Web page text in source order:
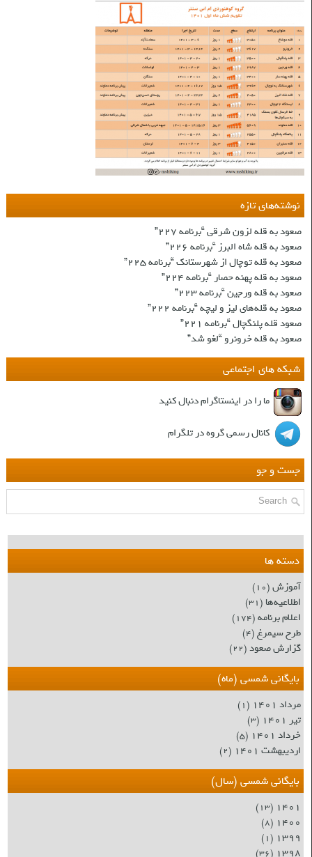
نوشته‌های تازه
صعود به قله لزون شرقی “برنامه ۲۲۷”
صعود به قله شاه البرز “برنامه ۲۲۶”
صعود به قله توچال از شهرستانک “برنامه ۲۲۵”
صعود به قله پهنه حصار “برنامه ۲۲۴”
صعود به قله ورجین “برنامه ۲۲۳”
صعود به قله‌های لیز و لیچه “برنامه ۲۲۲”
صعود قله پلنگچال “برنامه ۲۲۱”
صعود به قله‌ خرونرو “لغو شد”
شبکه های اجتماعی
ما را در اینستاگرام دنبال کنید
کانال رسمی گروه در تلگرام
جست و جو
دسته ها
آموزش(۱۰)
اطلاعیه‌ها(۳۱)
اعلام برنامه(۱۷۴)
طرح سیمرغ(۴)
گزارش صعود(۲۲)
بایگانی شمسی (ماه)
مرداد ۱۴۰۱ (۱)
تیر ۱۴۰۱ (۳)
خرداد ۱۴۰۱ (۵)
اردیبهشت ۱۴۰۱ (۲)
بایگانی شمسی (سال)
۱۴۰۱ (۱۳)
۱۴۰۰ (۸)
۱۳۹۹ (۱)
۱۳۹۸ (۳۶)